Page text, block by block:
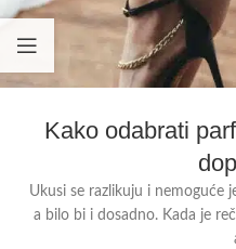
Kako odabrati
Ukusi se razlikuju i nemoguće
a bilo bi i dosadno. Kada je